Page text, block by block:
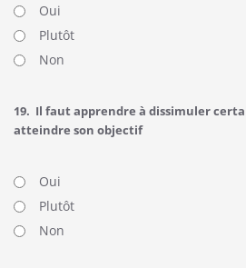
Oui
Plutôt
Non
19. Il faut apprendre à dissimuler
atteindre son objectif
Oui
Plutôt
Non